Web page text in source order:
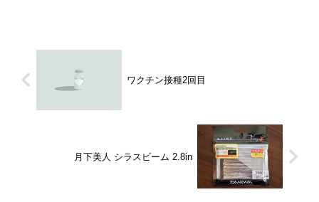
ワクチン接種2回目
月下美人 シラスビーム 2.8in